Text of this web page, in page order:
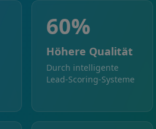
60%
Höhere Qualität
Durch intelligente
Lead-Scoring-Systeme